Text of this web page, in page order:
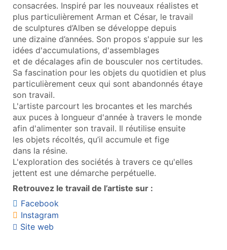
consacrées. Inspiré par les nouveaux réalistes et
plus particulièrement Arman et César, le travail
de sculptures d’Alben se développe depuis
une dizaine d’années. Son propos s'appuie sur les
idées d'accumulations, d'assemblages
et de décalages afin de bousculer nos certitudes.
Sa fascination pour les objets du quotidien et plus
particulièrement ceux qui sont abandonnés étaye
son travail.
L'artiste parcourt les brocantes et les marchés
aux puces à longueur d'année à travers le monde
afin d'alimenter son travail. Il réutilise ensuite
les objets récoltés, qu’il accumule et fige
dans la résine.
L'exploration des sociétés à travers ce qu'elles
jettent est une démarche perpétuelle.
Retrouvez le travail de l’artiste sur :
Facebook
Instagram
Site web